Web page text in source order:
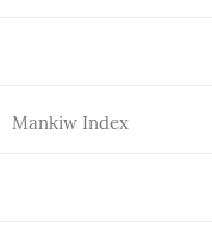
Mankiw Index